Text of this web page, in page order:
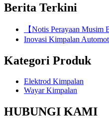
Berita Terkini
【Notis Perayaan Musim
Inovasi Kimpalan
Kategori Produk
Elektrod Kimpalan
Wayar Kimpalan
HUBUNGI KAMI